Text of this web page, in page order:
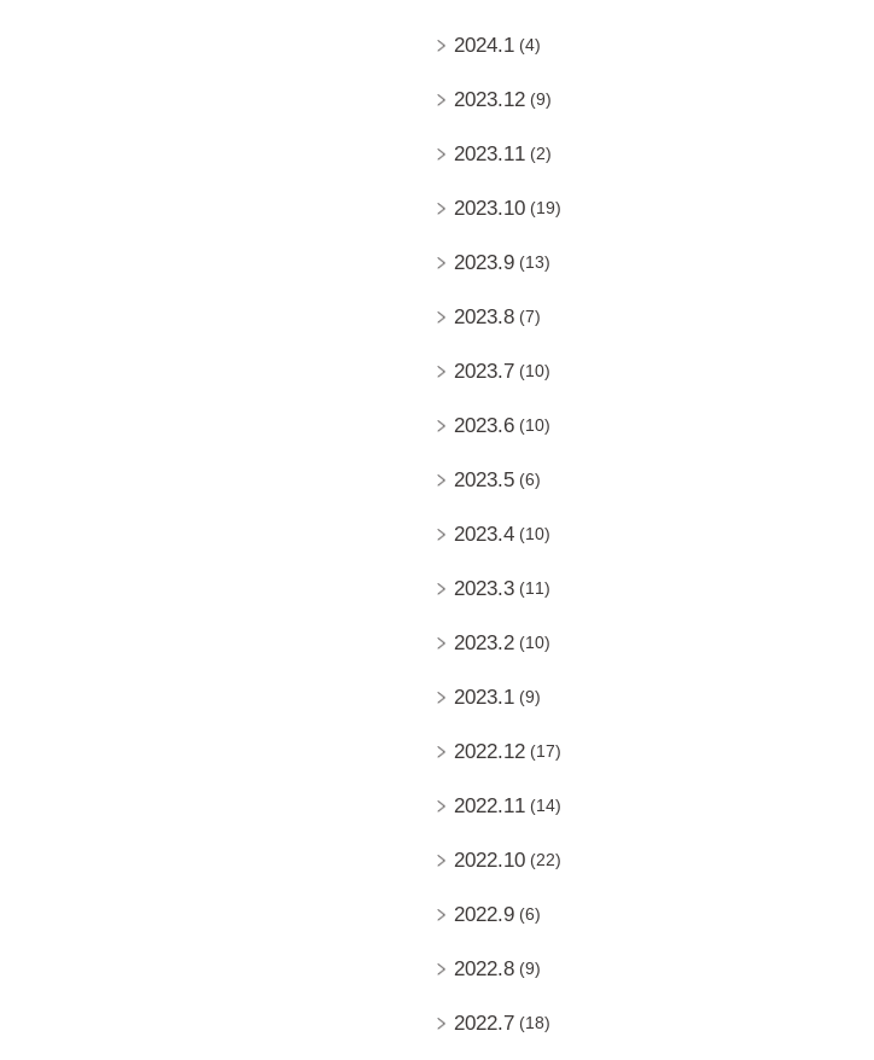
2024.1 (4)
2023.12 (9)
2023.11 (2)
2023.10 (19)
2023.9 (13)
2023.8 (7)
2023.7 (10)
2023.6 (10)
2023.5 (6)
2023.4 (10)
2023.3 (11)
2023.2 (10)
2023.1 (9)
2022.12 (17)
2022.11 (14)
2022.10 (22)
2022.9 (6)
2022.8 (9)
2022.7 (18)